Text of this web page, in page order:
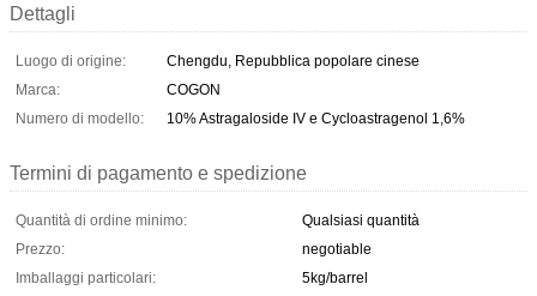
Dettagli
Luogo di origine:
Chengdu, Repubblica popolare cinese
Marca:
COGON
Numero di modello:
10% Astragaloside IV e Cycloastragenol 1,6%
Termini di pagamento e spedizione
Quantità di ordine minimo:
Qualsiasi quantità
Prezzo:
negotiable
Imballaggi particolari:
5kg/barrel